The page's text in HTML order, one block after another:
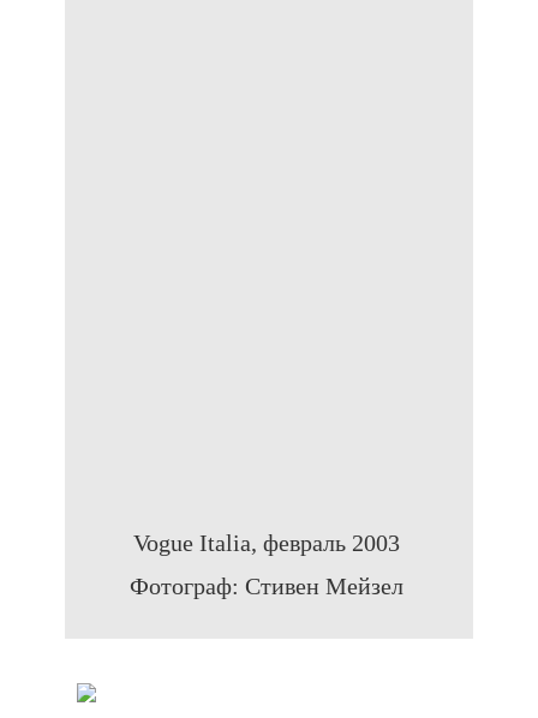
Vogue Italia, февраль 2003
Фотограф: Стивен Мейзел